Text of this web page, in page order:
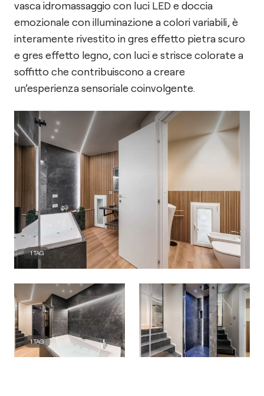
vasca idromassaggio con luci LED e doccia
emozionale con illuminazione a colori variabili, è
interamente rivestito in gres effetto pietra scuro
e gres effetto legno, con luci e strisce colorate a
soffitto che contribuiscono a creare
un’esperienza sensoriale coinvolgente.
1TAG
1TAG